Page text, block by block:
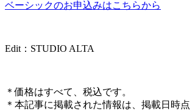
ベーシックのお申込みはこちらから
Edit：STUDIO ALTA
＊価格はすべて、税込です。
＊本記事に掲載された情報は、掲載日時点